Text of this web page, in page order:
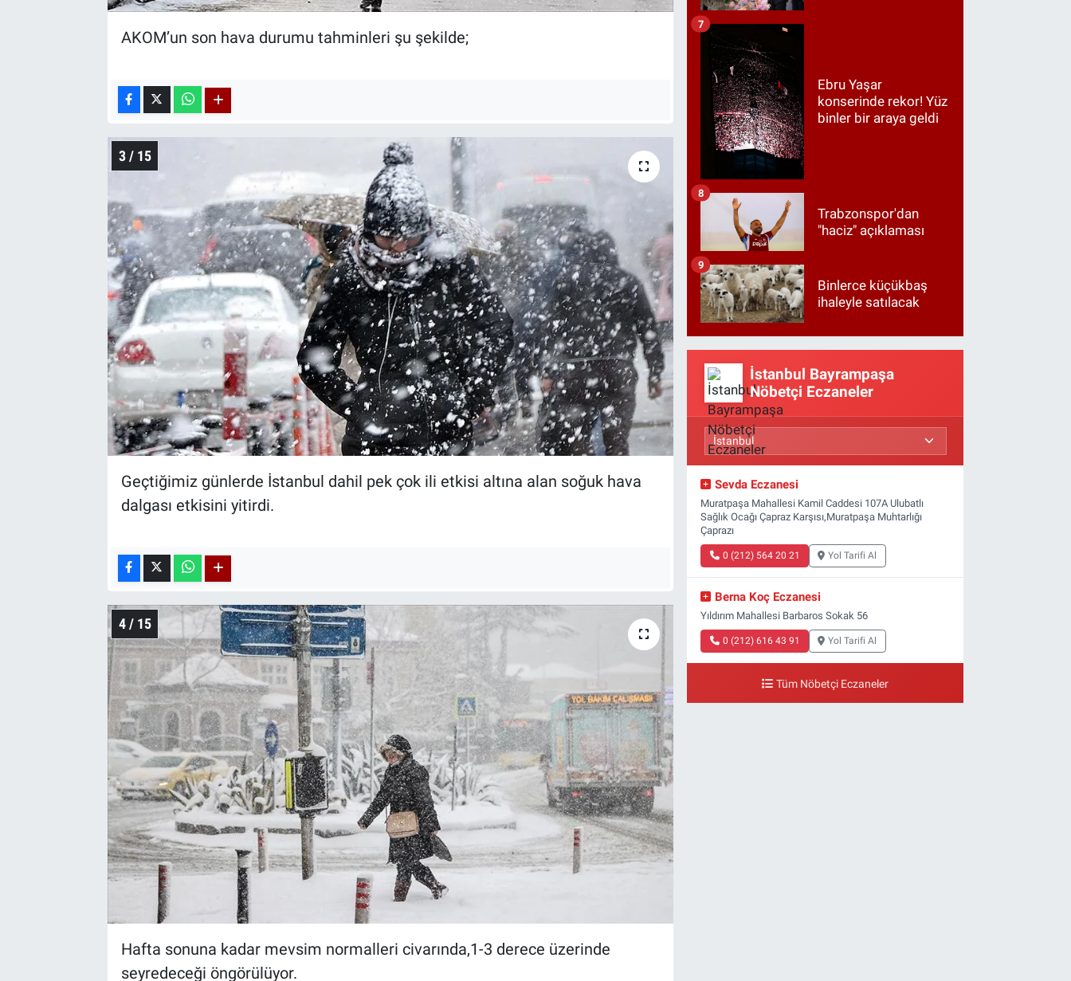
AKOM’un son hava durumu tahminleri şu şekilde;
3 / 15
Geçtiğimiz günlerde İstanbul dahil pek çok ili etkisi altına alan soğuk hava
dalgası etkisini yitirdi.
4 / 15
Hafta sonuna kadar mevsim normalleri civarında,1-3 derece üzerinde
seyredeceği öngörülüyor.
Ebru Yaşar
konserinde rekor! Yüz
binler bir araya geldi
7
Trabzonspor'dan
"haciz" açıklaması
8
Binlerce küçükbaş
ihaleyle satılacak
9
İstanbul Bayrampaşa
Nöbetçi Eczaneler
Sevda Eczanesi
Muratpaşa Mahallesi Kamil Caddesi 107A Ulubatlı
Sağlık Ocağı Çapraz Karşısı,Muratpaşa Muhtarlığı
Çaprazı
0 (212) 564 20 21 Yol Tarifi Al
Berna Koç Eczanesi
Yıldırım Mahallesi Barbaros Sokak 56
0 (212) 616 43 91 Yol Tarifi Al
Tüm Nöbetçi Eczaneler